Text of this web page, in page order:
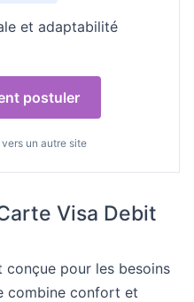
et adaptabilité
postuler
un autre site
Visa Debit
conçue pour les besoins
combine confort et